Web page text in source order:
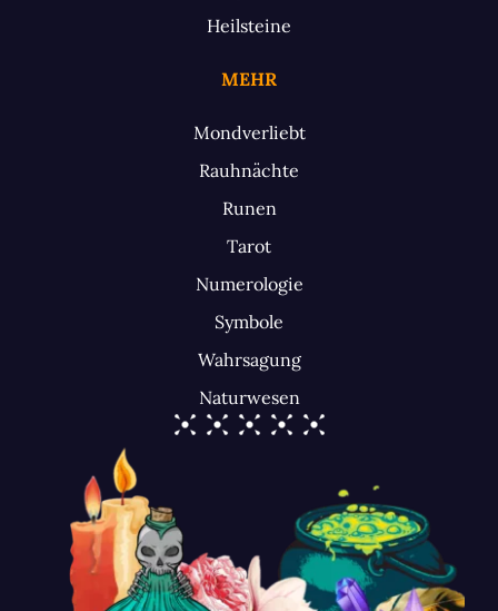
Heilsteine
MEHR
Mondverliebt
Rauhnächte
Runen
Tarot
Numerologie
Symbole
Wahrsagung
Naturwesen